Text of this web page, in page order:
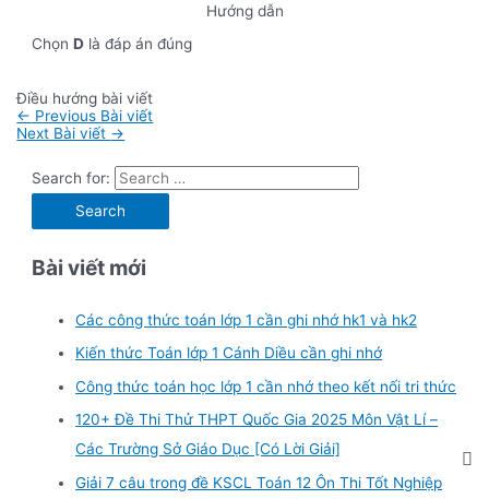
Hướng dẫn
ChọnD là đáp án đúng
Điều hướng bài viết
← Previous Bài viết
Next Bài viết →
Search for:
Bài viết mới
Các công thức toán lớp 1 cần ghi nhớ hk1 và hk2
Kiến thức Toán lớp 1 Cánh Diều cần ghi nhớ
Công thức toán học lớp 1 cần nhớ theo kết nối tri thức
120+ Đề Thi Thử THPT Quốc Gia 2025 Môn Vật Lí –
Các Trường Sở Giáo Dục [Có Lời Giải]
Giải 7 câu trong đề KSCL Toán 12 Ôn Thi Tốt Nghiệp